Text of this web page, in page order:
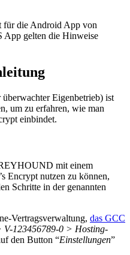
für die Android App von
gelten die Hinweise
Eigenbetrieb) ist
um zu erfahren, wie man
einbindet.
mit einem
Encrypt nutzen zu können,
Schritte in der genannten
Vertragsverwaltung, das GCC
V-123456789-0 > Hosting-
den Button “Einstellungen”